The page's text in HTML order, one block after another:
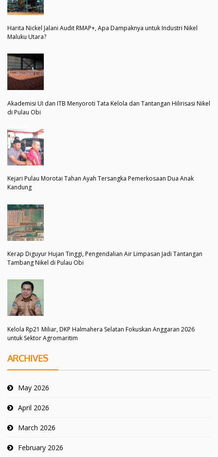
Harita Nickel Jalani Audit RMAP+, Apa Dampaknya untuk Industri Nikel
Maluku Utara?
Akademisi UI dan ITB Menyoroti Tata Kelola dan Tantangan Hilirisasi Nikel
di Pulau Obi
Kejari Pulau Morotai Tahan Ayah Tersangka Pemerkosaan Dua Anak
Kandung
Kerap Diguyur Hujan Tinggi, Pengendalian Air Limpasan Jadi Tantangan
Tambang Nikel di Pulau Obi
Kelola Rp21 Miliar, DKP Halmahera Selatan Fokuskan Anggaran 2026
untuk Sektor Agromaritim
ARCHIVES
May 2026
April 2026
March 2026
February 2026